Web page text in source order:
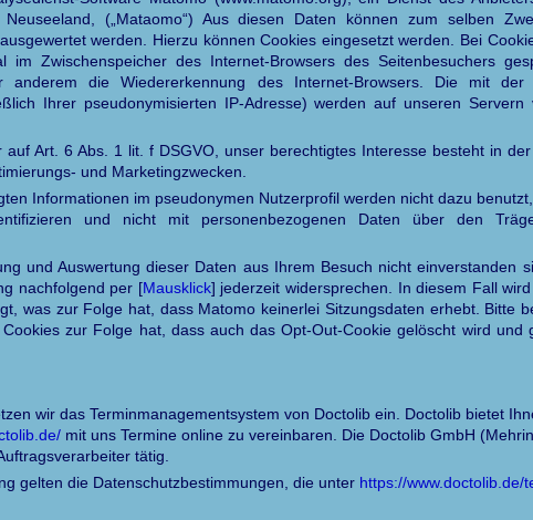
(„Mataomo“) Aus diesen Daten können zum selben
werden. Hierzu können Cookies eingesetzt werden. Bei
im Zwischenspeicher des Internet-Browsers des Seitenbesuchers
anderem die Wiedererkennung des Internet-Browsers. Die mit der
Ihrer pseudonymisierten IP-Adresse) werden auf unseren
auf Art. 6 Abs. 1 lit. f DSGVO, unser berechtigtes Interesse besteht in
und Marketingzwecken.
Informationen im pseudonymen Nutzerprofil werden nicht dazu
und nicht mit personenbezogenen Daten über den
und Auswertung dieser Daten aus Ihrem Besuch nicht einverstanden
nachfolgend per [Mausklick] jederzeit widersprechen. In diesem Fall
was zur Folge hat, dass Matomo keinerlei Sitzungsdaten erhebt. Bitte
zur Folge hat, dass auch das Opt-Out-Cookie gelöscht wird und
wir das Terminmanagementsystem von Doctolib ein. Doctolib bietet
mit uns Termine online zu vereinbaren. Die Doctolib GmbH
tätig.
gelten die Datenschutzbestimmungen, die unter https://www.doctolib.de/